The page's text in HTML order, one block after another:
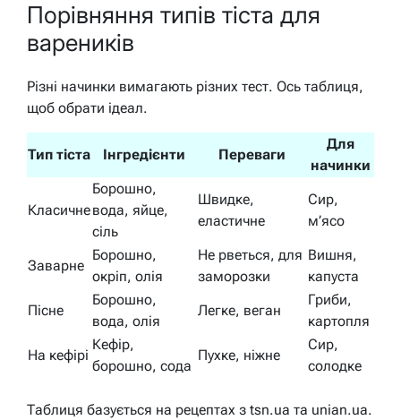
Порівняння типів тіста для
вареників
Різні начинки вимагають різних тест. Ось таблиця,
щоб обрати ідеал.
Тип тіста Інгредієнти Переваги
Для
начинки
Класичне
Борошно,
вода, яйце,
сіль
Швидке,
еластичне
Сир,
м’ясо
Заварне
Борошно,
окріп, олія
Не рветься, для
заморозки
Вишня,
капуста
Пісне
Борошно,
вода, олія
Легке, веган
Гриби,
картопля
На кефірі
Кефір,
борошно, сода
Пухке, ніжне
Сир,
солодке
Таблиця базується на рецептах з tsn.ua та unian.ua.